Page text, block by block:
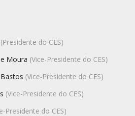
(Presidente do CES)
Moura (Vice-Presidente do CES)
(Vice-Presidente do CES)
(Vice-Presidente do CES)
Presidente do CES)